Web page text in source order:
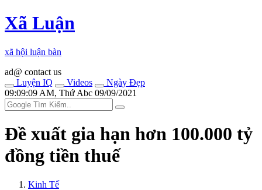
Xã Luận
xã hội luận bàn
ad@ contact us
Luyện IQ
Videos
Ngày Đẹp
09:09:09 AM, Thứ Abc 09/09/2021
Đề xuất gia hạn hơn 100.000 tỷ
đồng tiền thuế
Kinh Tế